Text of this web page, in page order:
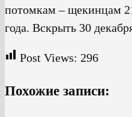
потомкам – щекинцам
года. Вскрыть 30
Post Views: 296
Похожие записи: